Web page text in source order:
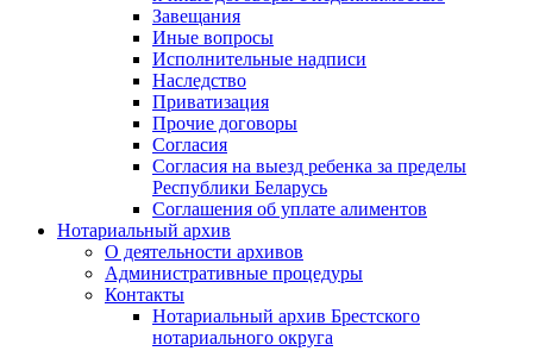
Завещания
Иные вопросы
Исполнительные надписи
Наследство
Приватизация
Прочие договоры
Согласия
Согласия на выезд ребенка за пределы
Республики Беларусь
Соглашения об уплате алиментов
Нотариальный архив
О деятельности архивов
Административные процедуры
Контакты
Нотариальный архив Брестского
нотариального округа